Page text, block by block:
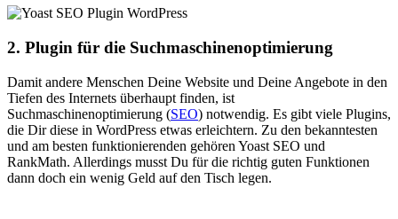
2. Plugin für die Suchmaschinenoptimierung
Damit andere Menschen Deine Website und Deine Angebote in den
Tiefen des Internets überhaupt finden, ist
Suchmaschinenoptimierung (SEO) notwendig. Es gibt viele Plugins,
die Dir diese in WordPress etwas erleichtern. Zu den bekanntesten
und am besten funktionierenden gehören Yoast SEO und
RankMath. Allerdings musst Du für die richtig guten Funktionen
dann doch ein wenig Geld auf den Tisch legen.